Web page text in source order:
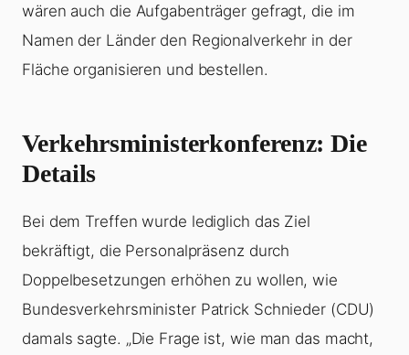
wären auch die Aufgabenträger gefragt, die im
Namen der Länder den Regionalverkehr in der
Fläche organisieren und bestellen.
Verkehrsministerkonferenz: Die
Details
Bei dem Treffen wurde lediglich das Ziel
bekräftigt, die Personalpräsenz durch
Doppelbesetzungen erhöhen zu wollen, wie
Bundesverkehrsminister Patrick Schnieder (CDU)
damals sagte. „Die Frage ist, wie man das macht,